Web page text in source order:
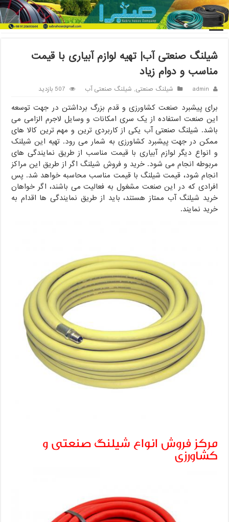
خانه / شیلنگ صنعتی / شیلنگ صنعتی آب| تهیه لوازم آبیاری با قیمت
مناسب و دوام زیاد
شیلنگ صنعتی آب| تهیه لوازم آبیاری با قیمت
مناسب و دوام زیاد
admin شیلنگ صنعتی, شیلنگ صنعتی آب 507 بازدید
برای پیشبرد صنعت کشاورزی و قدم بزرگ برداشتن در جهت توسعه
این صنعت استفاده از یک سری امکانات و وسایل لاجرم الزامی می
باشد. شیلنگ صنعتی آب یکی از کاربردی ترین و مهم ترین کالا های
ممکن در جهت پیشبرد کشاورزی به شمار می رود. تهیه این شیلنک
و انواع دیگر لوازم آبیاری با قیمت مناسب از طریق نمایندگی های
مربوطه انجام می شود. خرید و فروش شیلنگ اگر از طریق این مراکز
انجام شود، قیمت شیلنگ با قیمت مناسب محاسبه خواهد شد. پس
افرادی که در این صنعت مشغول به فعالیت می باشند، اگر خواهان
خرید شیلنگ آب ممتاز هستند، باید از طریق نمایندگی ها اقدام به
خرید نمایند.
مرکز فروش انواع شیلنگ صنعتی و
کشاورزی